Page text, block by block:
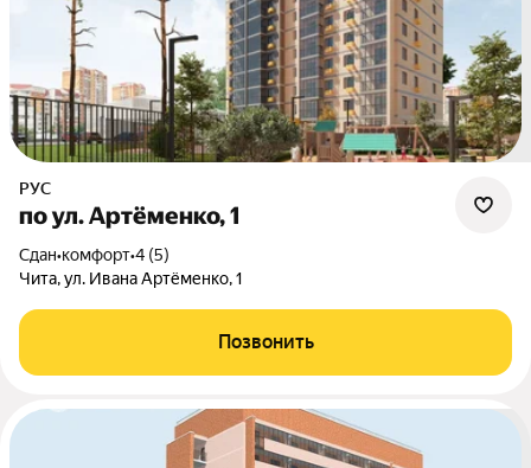
РУС
по ул. Артёменко, 1
Сдан•комфорт•4 (5)
Чита, ул. Ивана Артёменко, 1
Позвонить